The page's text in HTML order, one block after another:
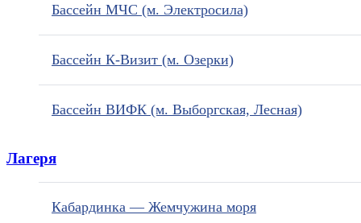
Бассейн МЧС (м. Электросила)
Бассейн К-Визит (м. Озерки)
Бассейн ВИФК (м. Выборгская, Лесная)
Лагеря
Кабардинка — Жемчужина моря